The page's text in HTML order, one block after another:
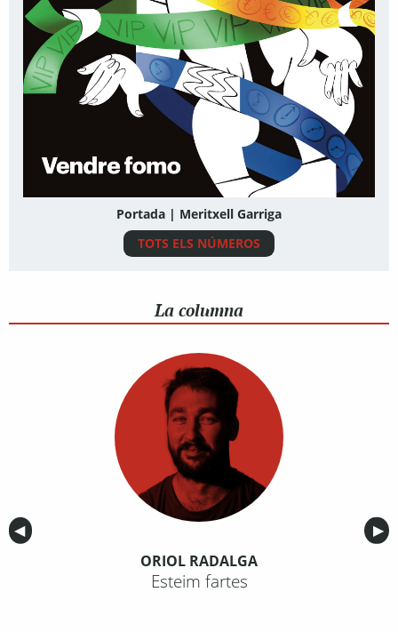
Portada | Meritxell Garriga
TOTS ELS NÚMEROS
La columna
Anterior
◀︎ ▶︎
ORIOL RADALGA
Esteim fartes